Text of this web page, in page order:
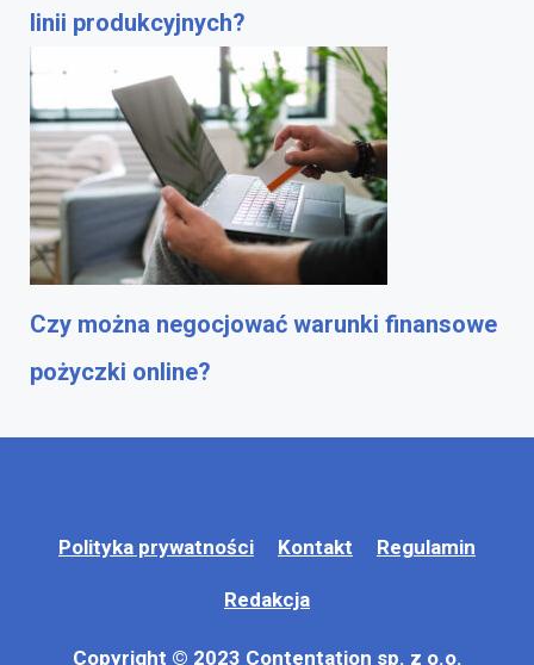
linii produkcyjnych?
Czy można negocjować warunki finansowe
pożyczki online?
Polityka prywatności Kontakt Regulamin
Redakcja
Copyright © 2023 Contentation sp. z o.o.